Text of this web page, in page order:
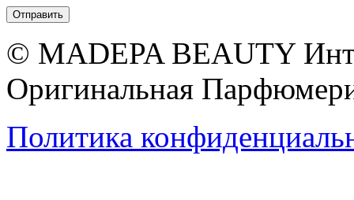
© MADEPA BEAUTY
Оригинальная
Политика